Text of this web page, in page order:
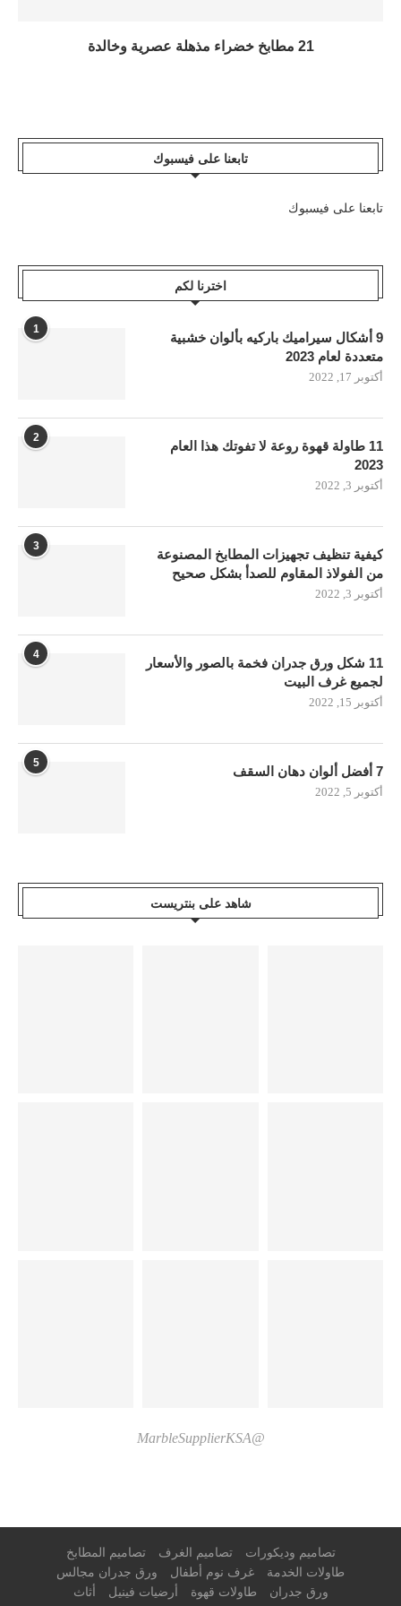
21 مطابخ خضراء مذهلة عصرية وخالدة
تابعنا على فيسبوك
تابعنا على فيسبوك
اخترنا لكم
1
9 أشكال سيراميك باركيه بألوان خشبية
متعددة لعام 2023
أكتوبر 17, 2022
2
11 طاولة قهوة روعة لا تفوتك هذا العام
2023
أكتوبر 3, 2022
3
كيفية تنظيف تجهيزات المطابخ المصنوعة
من الفولاذ المقاوم للصدأ بشكل صحيح
أكتوبر 3, 2022
4
11 شكل ورق جدران فخمة بالصور والأسعار
لجميع غرف البيت
أكتوبر 15, 2022
5
7 أفضل ألوان دهان السقف
أكتوبر 5, 2022
شاهد على بنتريست
@MarbleSupplierKSA
تصاميم وديكورات تصاميم الغرف
تصاميم المطابخ
طاولات الخدمة
غرف نوم أطفال
ورق جدران مجالس
ورق جدران
طاولات قهوة أرضيات فينيل أثاث